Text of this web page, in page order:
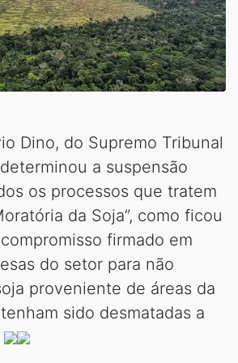
Dino, do Supremo Tribunal
a suspensão
os processos que tratem
da Soja”, como ficou
firmado em
do setor para não
proveniente de áreas da
sido desmatadas a